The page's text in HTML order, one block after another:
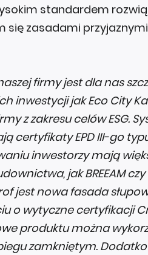
standardem
się zasadami
firmy jest dla nas
inwestycji jak Eco City
z zakresu celów ESG.
certyfikaty EPD III-go
inwestorzy mają
jak BREEAM
jest nowa fasada
o wytyczne certyfikacji
produktu można
zamkniętym.